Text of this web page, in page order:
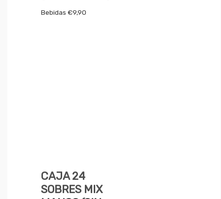
Bebidas €9,90
CAJA 24
SOBRES MIX